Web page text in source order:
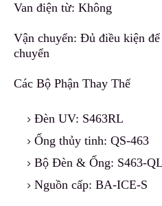
Van điện từ: Không
Vận chuyển: Đủ điều kiện để
chuyển
Các Bộ Phận Thay Thế
Đèn UV: S463RL
Ống thủy tinh: QS-463
Bộ Đèn & Ống: S463-QL
Nguồn cấp: BA-ICE-S